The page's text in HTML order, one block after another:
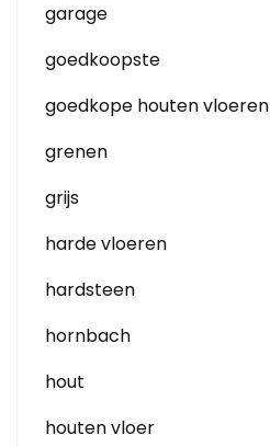
garage
goedkoopste
goedkope houten vloeren
grenen
grijs
harde vloeren
hardsteen
hornbach
hout
houten vloer